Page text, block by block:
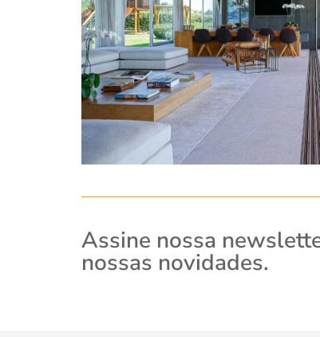
Assine nossa
nossas novidades.